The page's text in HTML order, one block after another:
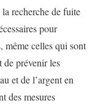
recherche de fuite
pour
même celles qui sont
prévenir les
et de l’argent en
des mesures